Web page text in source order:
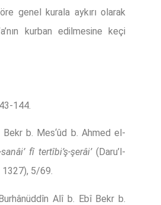
genel kurala aykırı olarak
kurban edilmesine keçi
144.
Bekr b. Mes‘ûd b. Ahmed el-
fî tertîbi’ş-şerâi’(Daru’l-
1327), 5/69.
Alî b. Ebî Bekr b.